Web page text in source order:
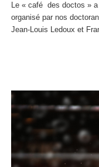
Le « café des doctos »
organisé par nos
Jean-Louis Ledoux et